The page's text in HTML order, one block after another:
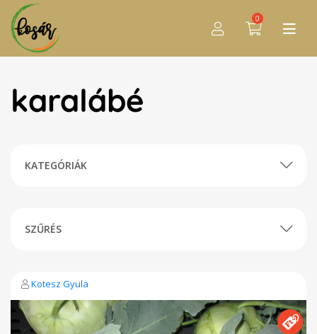
0
karalábé
KATEGÓRIÁK
SZŰRÉS
Kotesz Gyula